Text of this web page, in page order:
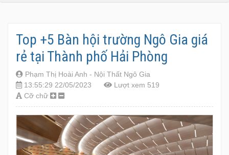
Top +5 Bàn hội trường Ngô Gia giá
rẻ tại Thành phố Hải Phòng
Phạm Thị Hoài Anh - Nội Thất Ngô Gia
13:55:29 22/05/2023
Lượt xem 519
Cỡ chữ